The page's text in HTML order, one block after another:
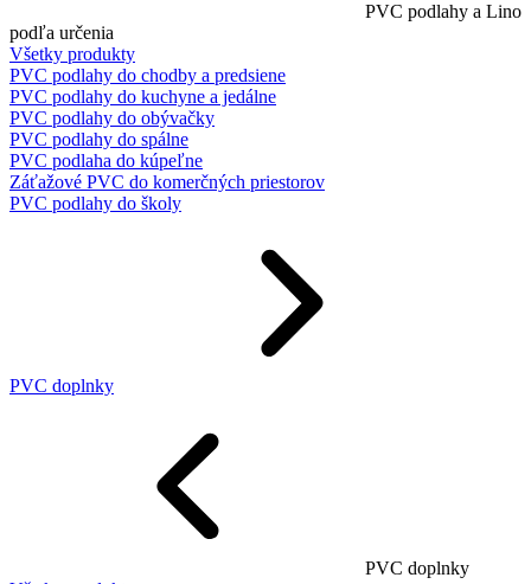
PVC podlahy a Lino
podľa určenia
Všetky produkty
PVC podlahy do chodby a predsiene
PVC podlahy do kuchyne a jedálne
PVC podlahy do obývačky
PVC podlahy do spálne
PVC podlaha do kúpeľne
Záťažové PVC do komerčných priestorov
PVC podlahy do školy
PVC doplnky
PVC doplnky